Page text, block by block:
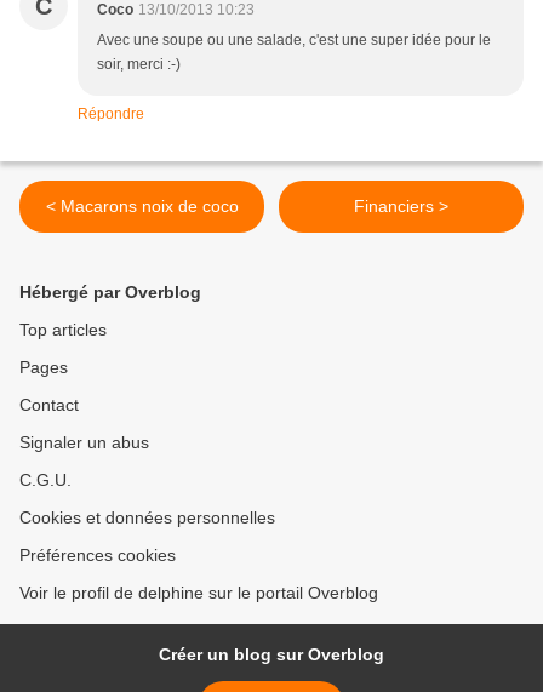
C Coco 13/10/2013 10:23
Avec une soupe ou une salade, c'est une super idée pour le
soir, merci :-)
Répondre
< Macarons noix de coco Financiers >
Hébergé par Overblog
Top articles
Pages
Contact
Signaler un abus
C.G.U.
Cookies et données personnelles
Préférences cookies
Voir le profil de delphine sur le portail Overblog
Créer un blog sur Overblog